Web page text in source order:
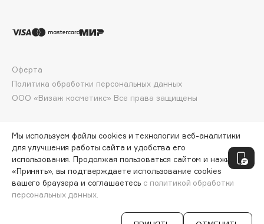
Dolce & Gabbana
Dorco
DP Daily Perfection
Dr. Vranjes Firenze
Dr.Ceuracle
Dr.Jart+
DSD de Luxe
Dyson
ДОБАВИТЬ В КОРЗИНУ
ООО «Визаж косметикс» Все права защищены
Оферта
Политика обработки персональных данных
Мы используем файлы cookies и технологии веб-аналитики
для улучшения работы сайта и удобства его
использования. Продолжая пользоваться сайтом и нажимая
«Принять», вы подтверждаете использование cookies
вашего браузера и соглашаетесь с политикой обработки
персональных данных.